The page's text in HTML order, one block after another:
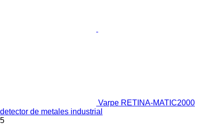
Varpe RETINA-MATIC2000
detector de metales industrial
5